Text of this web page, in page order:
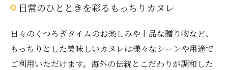
日常のひとときを彩るもっちりカヌレ
日々のくつろぎタイムのお楽しみや上品な贈り物など、
もっちりとした美味しいカヌレは様々なシーンや用途で
ご利用いただけます。海外の伝統とこだわりが調和した